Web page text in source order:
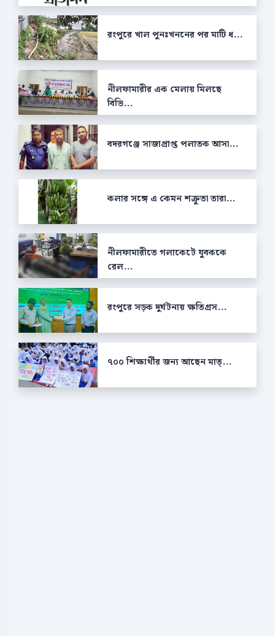
রংপুরে খাল পুনঃখননের পর মাটি ধ...
নীলফামারীর এক মেলায় মিলছে
বিভি...
বদরগঞ্জে সাজাপ্রাপ্ত পলাতক আসা...
কলার সঙ্গে এ কেমন শক্রুতা তারা...
নীলফামারীতে গলাকেটে যুবককে
রেল...
রংপুরে সড়ক দুর্ঘটনায় ক্ষতিগ্রস...
৭০০ শিক্ষার্থীর জন্য আছেন মাত্...